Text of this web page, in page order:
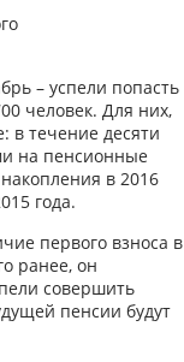
– успели попасть
человек. Для них,
в течение десяти
на пенсионные
в 2016
года.
первого взноса в
ранее, он
совершить
пенсии будут